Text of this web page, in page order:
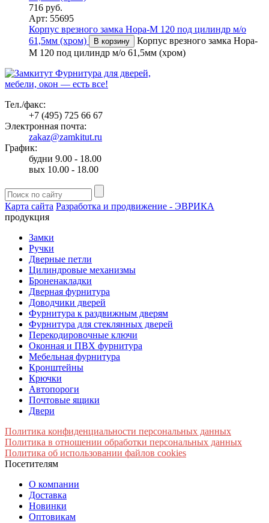
716 руб.
Арт: 55695
Корпус врезного замка Нора-М 120 под цилиндр м/о
61,5мм (хром)
В корзину
Корпус врезного замка Нора-
М 120 под цилиндр м/о 61,5мм (хром)
Фурнитура для дверей,
мебели, окон — есть все!
Тел./факс:
+7 (495) 725 66 67
Электронная почта:
zakaz@zamkitut.ru
График:
будни 9.00 - 18.00
вых 10.00 - 18.00
Карта сайта Разработка и продвижение - ЭВРИКА
продукция
Замки
Ручки
Дверные петли
Цилиндровые механизмы
Броненакладки
Дверная фурнитура
Доводчики дверей
Фурнитура к раздвижным дверям
Фурнитура для стеклянных дверей
Перекодировочные ключи
Оконная и ПВХ фурнитура
Мебельная фурнитура
Кронштейны
Крючки
Автопороги
Почтовые ящики
Двери
Политика конфиденциальности персональных данных
Политика в отношении обработки персональных данных
Политика об использовании файлов cookies
Посетителям
О компании
Доставка
Новинки
Оптовикам